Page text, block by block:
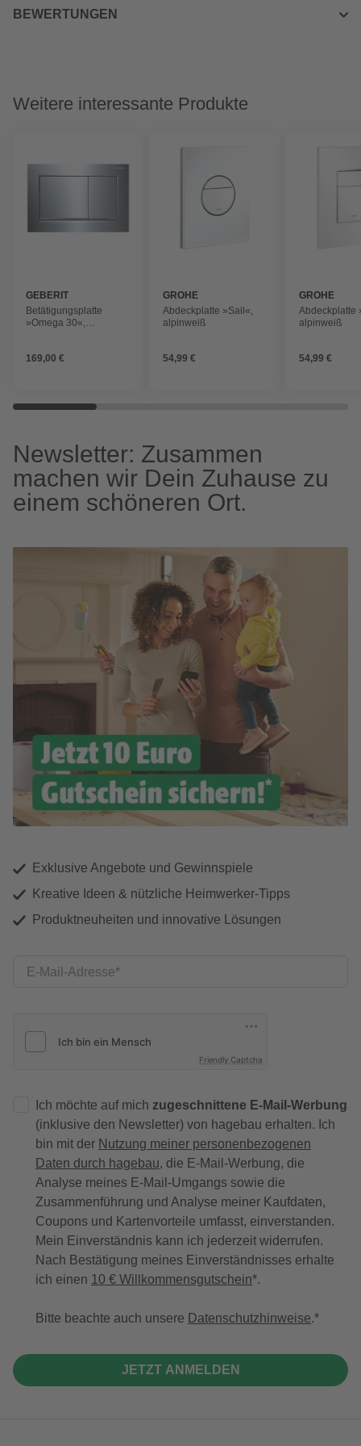
BEWERTUNGEN
Weitere interessante Produkte
GEBERIT
Betätigungsplatte
»Omega 30«,
169,00 €
GROHE
Abdeckplatte »Sail«,
alpinweiß
54,99 €
GROHE
Abdeckplatte
alpinweiß
54,99 €
Newsletter: Zusammen
machen wir Dein Zuhause zu
einem schöneren Ort.
Exklusive Angebote und Gewinnspiele
Kreative Ideen & nützliche Heimwerker-Tipps
Produktneuheiten und innovative Lösungen
E-Mail-Adresse
Friendly Captcha
Ich möchte auf mich zugeschnittene E-Mail-Werbung
(inklusive den Newsletter) von hagebau erhalten. Ich
bin mit der Nutzung meiner personenbezogenen
Daten durch hagebau, die E-Mail-Werbung, die
Analyse meines E-Mail-Umgangs sowie die
Zusammenführung und Analyse meiner Kaufdaten,
Coupons und Kartenvorteile umfasst, einverstanden.
Mein Einverständnis kann ich jederzeit widerrufen.
Nach Bestätigung meines Einverständnisses erhalte
ich einen 10 € Willkommensgutschein*.
Bitte beachte auch unsere Datenschutzhinweise.
JETZT ANMELDEN